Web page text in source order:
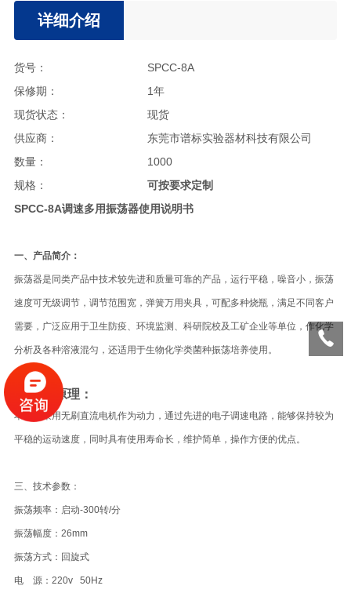
详细介绍
货号：
SPCC-8A
保修期：
1年
现货状态：
现货
供应商：
东莞市谱标实验器材科技有限公司
数量：
1000
规格：
可按要求定制
SPCC-8A调速多用振荡器使用说明书
一、产品简介：
振荡器是同类产品中技术较先进和质量可靠的产品，运行平稳，噪音小，振荡
速度可无级调节，调节范围宽，弹簧万用夹具，可配多种烧瓶，满足不同客户
需要，广泛应用于卫生防疫、环境监测、科研院校及工矿企业等单位，作化学
分析及各种溶液混匀，还适用于生物化学类菌种振荡培养使用。
工作原理：
本仪器采用无刷直流电机作为动力，通过先进的电子调速电路，能够保持较为
平稳的运动速度，同时具有使用寿命长，维护简单，操作方便的优点。
三、技术参数：
振荡频率：启动-300转/分
振荡幅度：26mm
振荡方式：回旋式
电 源：220v 50Hz